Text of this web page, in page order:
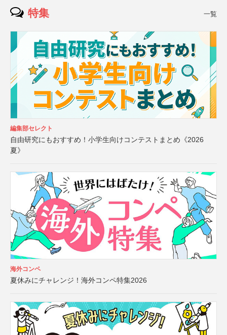
特集 一覧
編集部セレクト
自由研究にもおすすめ！小学生向けコンテストまとめ《2026
夏》
海外コンペ
夏休みにチャレンジ！海外コンペ特集2026